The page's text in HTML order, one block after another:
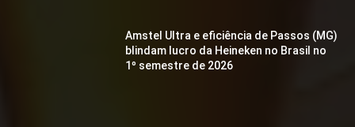
Amstel Ultra e eficiência de Passos (MG)
blindam lucro da Heineken no Brasil no
1º semestre de 2026